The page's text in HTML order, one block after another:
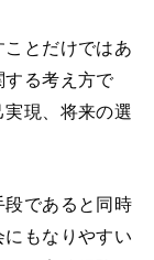
とだけではあ
する考え方で
現、将来の選
であると同時
もなりやすい